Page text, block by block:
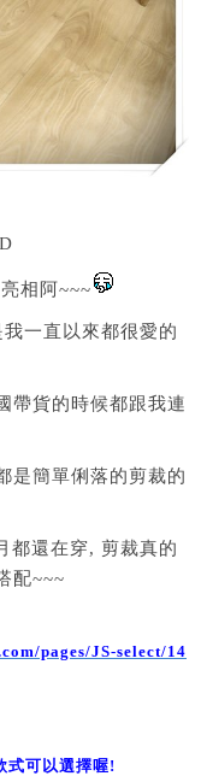
相阿~~~
我一直以來都很愛的
帶貨的時候都跟我連
是簡單俐落的剪裁的
都還在穿, 剪裁真的
配~~~
pages/JS-select/14
式可以選擇喔!